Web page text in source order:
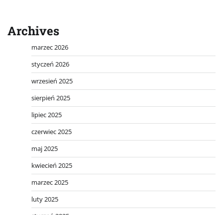
Archives
marzec 2026
styczeń 2026
wrzesień 2025
sierpień 2025
lipiec 2025
czerwiec 2025
maj 2025
kwiecień 2025
marzec 2025
luty 2025